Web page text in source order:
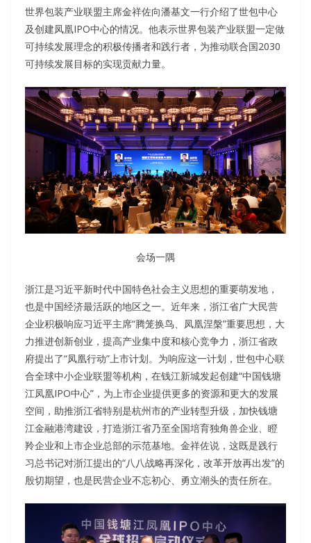
世界包装产业联盟主席金祥佐向潘基文一行介绍了世包中心
及创建凤凰IPO中心的情况。他表示世界包装产业联盟一定做
可持续发展理念的积极传播者和践行者，为推动联合国2030
可持续发展目标的实现贡献力量。
会场一隅
浙江是习近平新时代中国特色社会主义思想的重要萌发地，
也是中国经济最活跃的地区之一。近年来，浙江省广大民营
企业积极响应习近平主席“腾笼换鸟、凤凰涅槃”重要思想，大
力推进创新创业，提高产业集中度和核心竞争力，浙江省政
府提出了“凤凰行动”上市计划。为响应这一计划，世包中心联
合全球中小企业联盟等机构，在钱江新城发起创建“中国钱塘
江凤凰IPO中心”，为上市企业提供更多的资源和更大的发展
空间，助推浙江省特别是杭州市的产业转型升级，加快钱塘
江金融港湾建设，打造浙江省乃至全国培育独角兽企业、瞪
羚企业和上市企业总部的示范基地。金祥佐说，这既是践行
习总书记对浙江提出的“八八战略再深化，改革开放再出发”的
殷切期望，也是民营企业不忘初心、勇立潮头的责任所在。